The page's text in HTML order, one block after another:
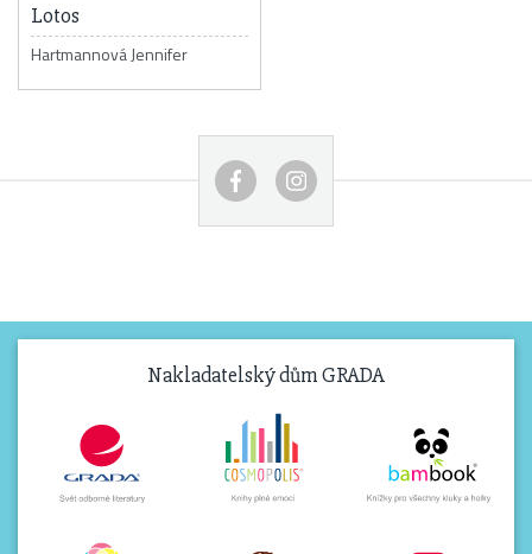
Lotos
Hartmannová Jennifer
Nakladatelský dům GRADA